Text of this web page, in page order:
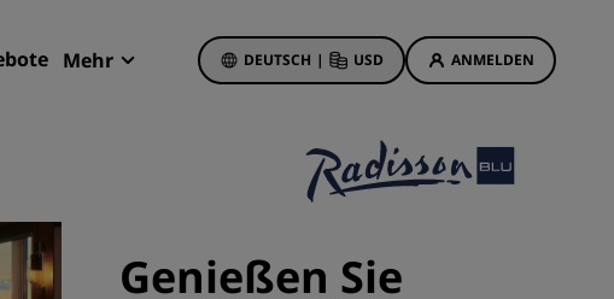
Mehr DEUTSCH | USD ANMELDEN
Hotelangebote
Bonus für die erste Buchung
Genießen Sie